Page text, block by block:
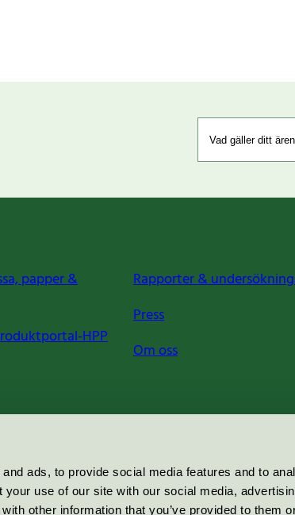
ads, to provide social media features and to
use of our site with our social media,
other information that you’ve provided to them
papper &
HPP
Rapporter &
Press
Om oss